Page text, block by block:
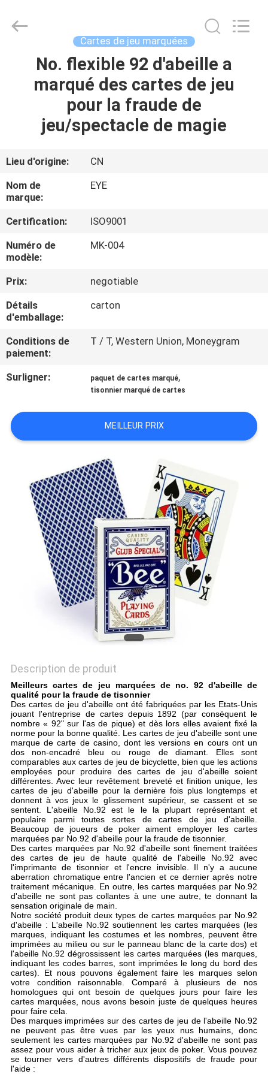
APERÇU
PRODUITS
PROPOS
DE
NOUS
VISITE
D'USINE
CONTRÔLE
DE
LA
QUALITÉ
DEMANDE
SOUMISSION
PLAN
PRIVACY
Cheat
Center.
Cartes de jeu marquées
No. flexible 92 d'abeille a
marqué des cartes de jeu
pour la fraude de
jeu/spectacle de magie
Lieu d'origine:
CN
Nom de
marque:
EYE
Certification:
ISO9001
Numéro de
modèle:
MK-004
Prix:
negotiable
Détails
d'emballage:
carton
Conditions de
paiement:
T / T, Western Union, Moneygram
Surligner: paquet de cartes marqué,
tisonnier marqué de cartes
MEILLEUR PRIX
Description de produit
Meilleurs cartes de jeu marquées de no. 92 d'abeille de
qualité pour la fraude de tisonnier
Des cartes de jeu d'abeille ont été fabriquées par les Etats-Unis
jouant l'entreprise de cartes depuis 1892 (par conséquent le
nombre « 92" sur l'as de pique) et dès lors elles avaient fixé la
norme pour la bonne qualité. Les cartes de jeu d'abeille sont une
marque de carte de casino, dont les versions en cours ont un
dos non-encadré bleu ou rouge de diamant. Elles sont
comparables aux cartes de jeu de bicyclette, bien que les actions
employées pour produire des cartes de jeu d'abeille soient
différentes. Avec leur revêtement breveté et finition unique, les
cartes de jeu d'abeille pour la dernière fois plus longtemps et
donnent à vos jeux le glissement supérieur, se cassent et se
sentent. L'abeille No.92 est le le la plupart représentant et
populaire parmi toutes sortes de cartes de jeu d'abeille.
Beaucoup de joueurs de poker aiment employer les cartes
marquées par No.92 d'abeille pour la fraude de tisonnier.
Des cartes marquées par No.92 d'abeille sont finement traitées
des cartes de jeu de haute qualité de l'abeille No.92 avec
l'imprimante de tisonnier et l'encre invisible. Il n'y a aucune
aberration chromatique entre l'ancien et ce dernier après notre
traitement mécanique. En outre, les cartes marquées par No.92
d'abeille ne sont pas collantes à une une autre, te donnant la
sensation originale de main.
Notre société produit deux types de cartes marquées par No.92
d'abeille : L'abeille No.92 soutiennent les cartes marquées (les
marques, indiquant les costumes et les nombres, peuvent être
imprimées au milieu ou sur le panneau blanc de la carte dos) et
l'abeille No.92 dégrossissent les cartes marquées (les marques,
indiquant les codes barres, sont imprimées le long du bord des
cartes). Et nous pouvons également faire les marques selon
votre condition raisonnable. Comparé à plusieurs de nos
homologues qui ont besoin de quelques jours pour faire les
cartes marquées, nous avons besoin juste de quelques heures
pour faire cela.
Des marques imprimées sur des cartes de jeu de l'abeille No.92
ne peuvent pas être vues par les yeux nus humains, donc
seulement les cartes marquées par No.92 d'abeille ne sont pas
assez pour vous aider à tricher aux jeux de poker. Vous pouvez
se tourner vers d'autres différents dispositifs de fraude pour
l'aide :